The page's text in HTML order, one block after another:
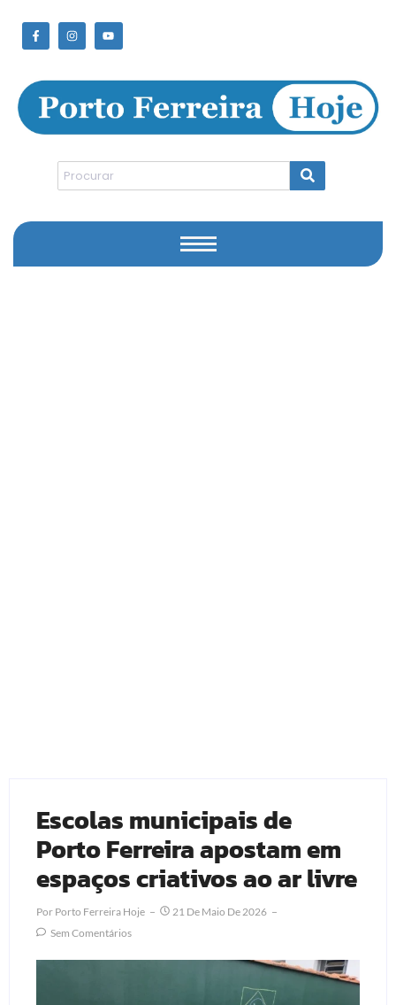
Escolas municipais de
Porto Ferreira apostam em
espaços criativos ao ar livre
Por Porto Ferreira Hoje
21 De Maio De 2026
Sem Comentários